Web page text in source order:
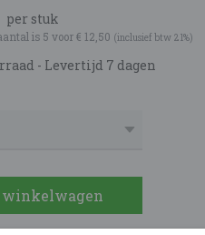
per stuk
is 5 voor€ 12,50 (inclusief btw 21%)
- Levertijd 7 dagen